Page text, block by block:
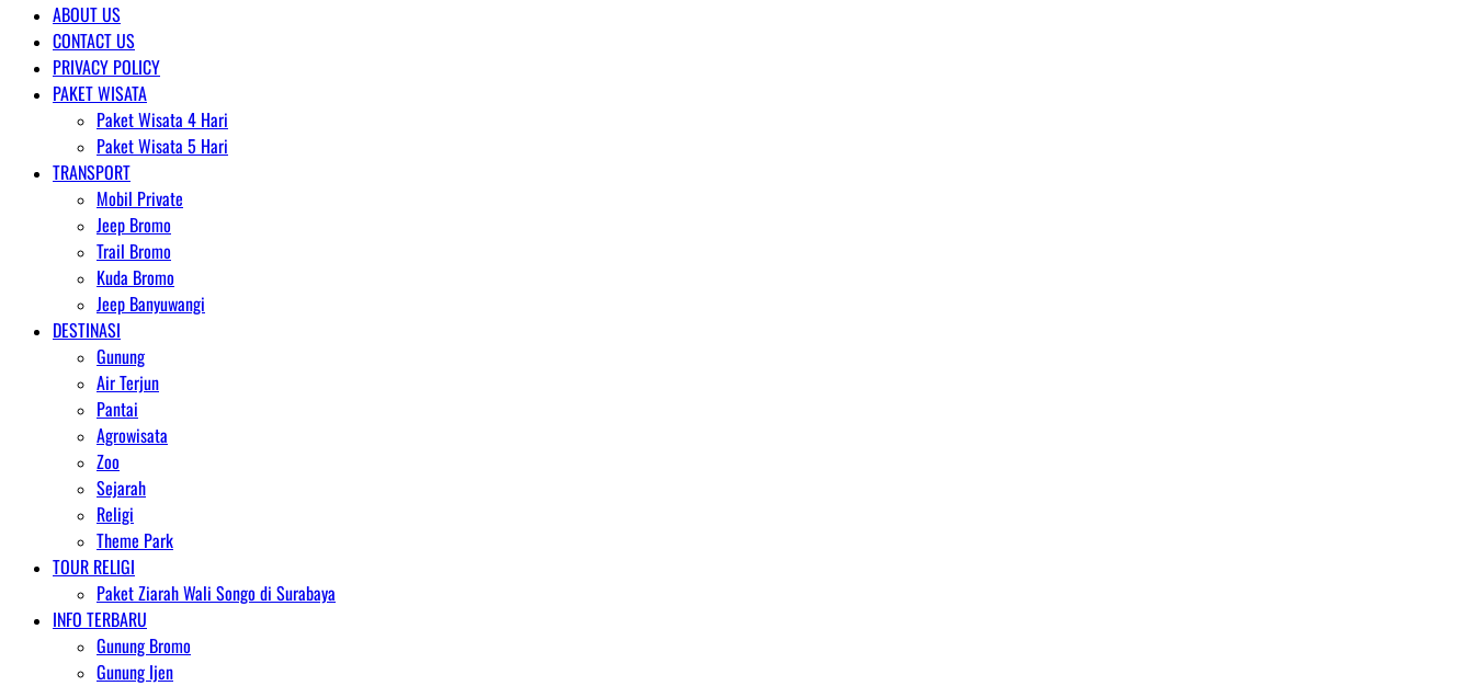
ABOUT US
CONTACT US
PRIVACY POLICY
PAKET WISATA
Paket Wisata 4 Hari
Paket Wisata 5 Hari
TRANSPORT
Mobil Private
Jeep Bromo
Trail Bromo
Kuda Bromo
Jeep Banyuwangi
DESTINASI
Gunung
Air Terjun
Pantai
Agrowisata
Zoo
Sejarah
Religi
Theme Park
TOUR RELIGI
Paket Ziarah Wali Songo di Surabaya
INFO TERBARU
Gunung Bromo
Gunung Ijen